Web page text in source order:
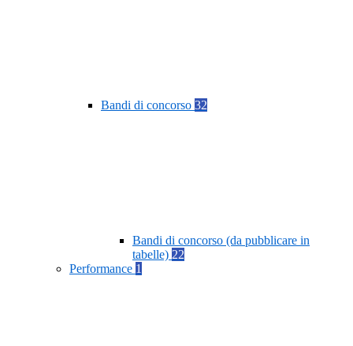
Bandi di concorso 32
Bandi di concorso (da pubblicare in
tabelle) 22
Performance 1